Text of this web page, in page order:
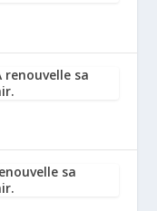
renouvelle sa
sa